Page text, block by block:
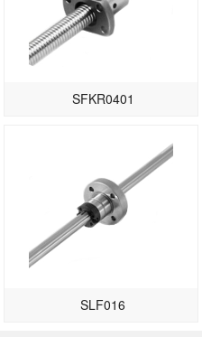
SFKR0401
SLF016